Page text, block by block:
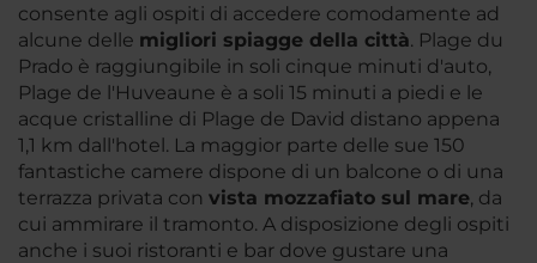
consente agli ospiti di accedere comodamente ad
alcune delle migliori spiagge della città. Plage du
Prado è raggiungibile in soli cinque minuti d'auto,
Plage de l'Huveaune è a soli 15 minuti a piedi e le
acque cristalline di Plage de David distano appena
1,1 km dall'hotel. La maggior parte delle sue 150
fantastiche camere dispone di un balcone o di una
terrazza privata con vista mozzafiato sul mare, da
cui ammirare il tramonto. A disposizione degli ospiti
anche i suoi ristoranti e bar dove gustare una